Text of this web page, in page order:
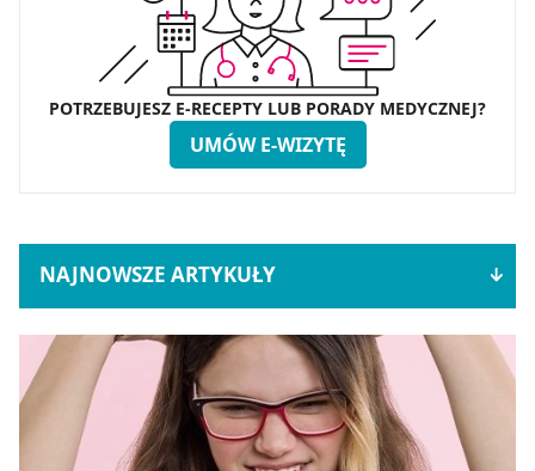
POTRZEBUJESZ E-RECEPTY LUB PORADY MEDYCZNEJ?
UMÓW E-WIZYTĘ
NAJNOWSZE ARTYKUŁY